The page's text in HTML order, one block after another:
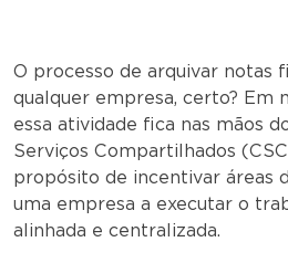
O processo de arquivar notas
qualquer empresa, certo? Em
essa atividade fica nas mãos
Serviços Compartilhados
propósito de incentivar áreas
uma empresa a executar o
alinhada e centralizada.